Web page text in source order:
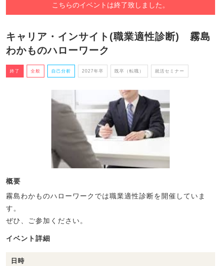
こちらのイベントは終了致しました。
キャリア・インサイト(職業適性診断) 霧島
わかものハローワーク
終了 全般 自己分析 2027年卒 既卒（転職） 就活セミナー
概要
霧島わかものハローワークでは職業適性診断を開催していま
す。
ぜひ、ご参加ください。
イベント詳細
日時